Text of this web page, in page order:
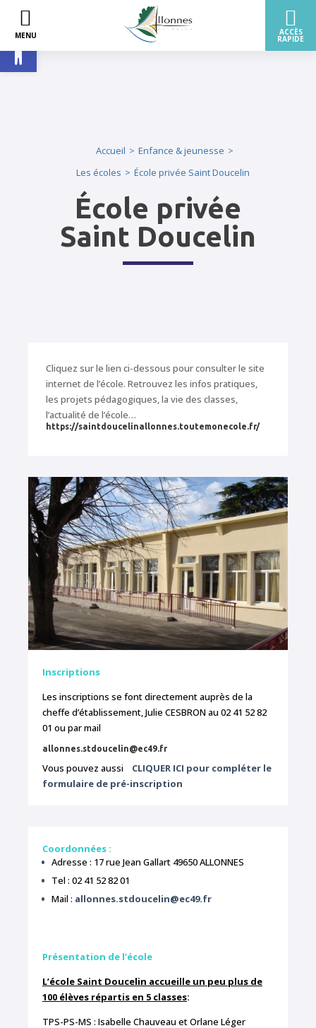
Ouvrir la barre d’outils
Accueil
Enfance & jeunesse
Les écoles
École privée Saint Doucelin
École privée
Saint Doucelin
Cliquez sur le lien ci-dessous pour consulter le site
internet de l’école. Retrouvez les infos pratiques,
les projets pédagogiques, la vie des classes,
l’actualité de l’école…
https://saintdoucelinallonnes.toutemonecole.fr/
Inscriptions
Les inscriptions se font directement auprès de la
cheffe d’établissement, Julie CESBRON au 02 41 52 82
01 ou par mail
allonnes.stdoucelin@ec49.fr
Vous pouvez aussi CLIQUER ICI pour compléter le
formulaire de pré-inscription
Coordonnées :
Adresse : 17 rue Jean Gallart 49650 ALLONNES
Tel : 02 41 52 82 01
Mail : allonnes.stdoucelin@ec49.fr
Présentation de l’école
L’école Saint Doucelin accueille un peu plus de
100 élèves répartis en 5 classes:
TPS-PS-MS : Isabelle Chauveau et Orlane Léger